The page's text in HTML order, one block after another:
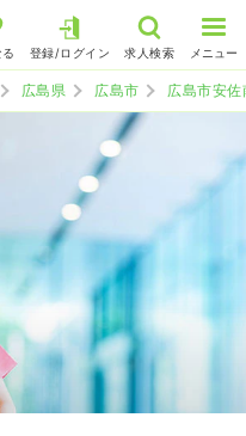
登録/ログイン 求人検索 メニュー
広島県 広島市 広島市安佐